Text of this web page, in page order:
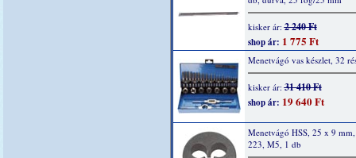
kisker ár:2 240 Ft
shop ár: 1 775 Ft
Menetvágó vas készlet, 32
kisker ár:31 410 Ft
shop ár: 19 640 Ft
Menetvágó HSS, 25 x 9
223, M5, 1 db